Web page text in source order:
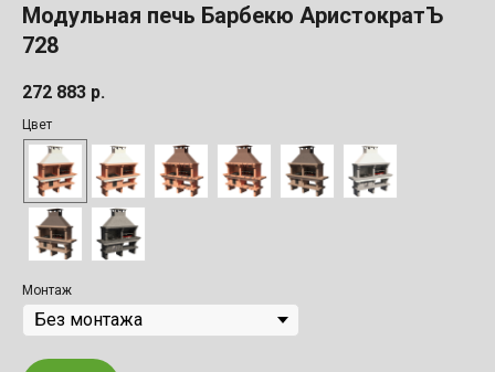
Модульная печь Барбекю АристократЪ
728
272 883 р.
Цвет
Монтаж